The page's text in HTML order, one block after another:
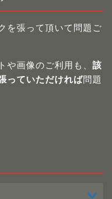
を張って頂いて問題ご
や画像のご利用も、 該
っていただければ問題